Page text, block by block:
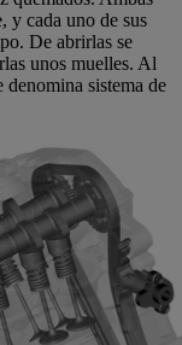
y cada uno de sus
De abrirlas se
unos muelles. Al
sistema de